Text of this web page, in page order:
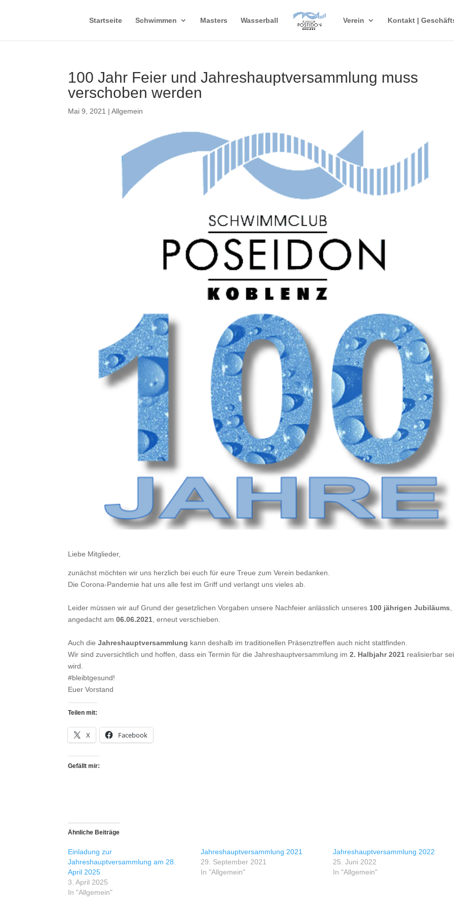
Startseite Schwimmen Masters Wasserball Verein Kontakt |
100 Jahr Feier und Jahreshauptversammlung muss
verschoben werden
Mai 9, 2021 |Allgemein
Liebe Mitglieder,
zunächst möchten wir uns herzlich bei euch für eure Treue zum Verein bedanken.
Die Corona-Pandemie hat uns alle fest im Griff und verlangt uns vieles ab.
Leider müssen wir auf Grund der gesetzlichen Vorgaben unsere Nachfeier anlässlich unseres 100 jährigen Jubiläums
angedacht am06.06.2021 , erneut verschieben.
Auch dieJahreshauptversammlung kann deshalb im traditionellen Präsenztreffen auch nicht stattfinden.
Wir sind zuversichtlich und hoffen, dass ein Termin für die Jahreshauptversammlung im2. Halbjahr 2021 realisierbar
wird.
#bleibtgesund!
Euer Vorstand
Teilen mit:
X Facebook
Gefällt mir:
Ähnliche Beiträge
Einladung zur
Jahreshauptversammlung am 28.
April 2025
3. April 2025
In "Allgemein"
Jahreshauptversammlung 2021
29. September 2021
In "Allgemein"
Jahreshauptversammlung 2022
25. Juni 2022
In "Allgemein"